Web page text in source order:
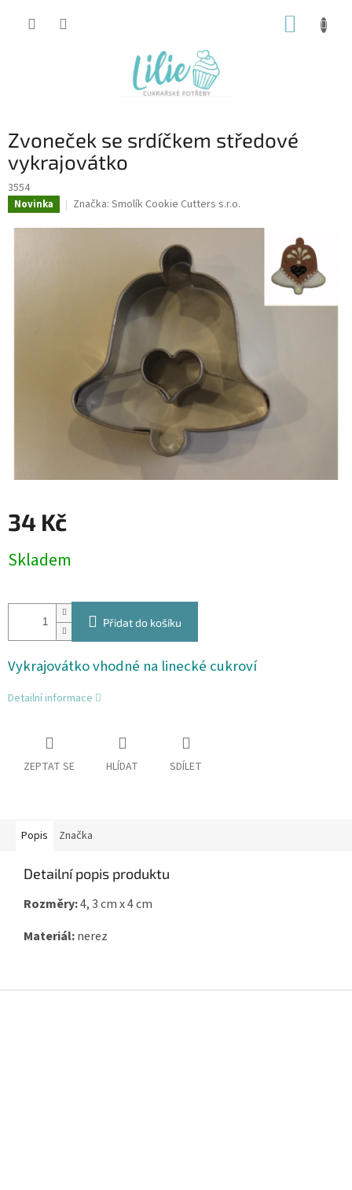
Zvoneček se srdíčkem středové
vykrajovátko
3554
Novinka Značka: Smolík Cookie Cutters s.r.o.
34 Kč
cena:
Skladem
Přidat do košíku
Vykrajovátko vhodné na linecké cukroví
Detailní informace
ZEPTAT SE HLÍDAT SDÍLET
Popis Značka
Detailní popis produktu
Rozměry:4, 3 cm x 4 cm
Materiál:nerez